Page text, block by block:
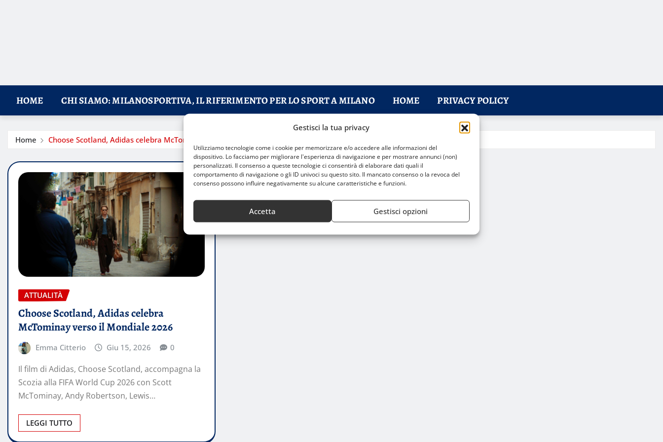
Gestisci la tua privacy
Utilizziamo tecnologie come i cookie per memorizzare e/o accedere alle informazioni del
dispositivo. Lo facciamo per migliorare l'esperienza di navigazione e per mostrare annunci (non)
personalizzati. Il consenso a queste tecnologie ci consentirà di elaborare dati quali il
comportamento di navigazione o gli ID univoci su questo sito. Il mancato consenso o la revoca del
consenso possono influire negativamente su alcune caratteristiche e funzioni.
Accetta Gestisci opzioni
HOME CHI SIAMO: MILANOSPORTIVA, IL RIFERIMENTO PER LO SPORT A MILANO HOME PRIVACY POLICY
Home Choose Scotland, Adidas celebra McTominay verso il Mondiale 2026
ATTUALITÀ
Choose Scotland, Adidas celebra
McTominay verso il Mondiale 2026
Emma Citterio Giu 15, 2026 0
Il film di Adidas, Choose Scotland, accompagna la
Scozia alla FIFA World Cup 2026 con Scott
McTominay, Andy Robertson, Lewis…
LEGGI TUTTO